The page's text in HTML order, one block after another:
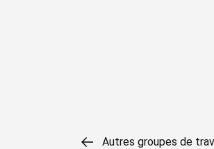
Autres groupes de